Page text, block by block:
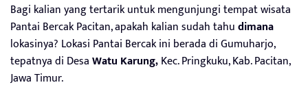
Bagi kalian yang tertarik untuk mengunjungi tempat wisata
Pantai Bercak Pacitan, apakah kalian sudah tahudimana
lokasinya? Lokasi Pantai Bercak ini berada di Gumuharjo,
tepatnya di DesaWatu Karung,Kec. Pringkuku, Kab. Pacitan,
Jawa Timur.